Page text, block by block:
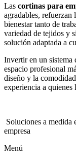
Las cortinas para
agradables,
bienestar tanto de
variedad de tejidos y
solución adaptada a
Invertir en un sistema
espacio profesional
diseño y la
experiencia a quienes
Soluciones a medida
empresa
Menú